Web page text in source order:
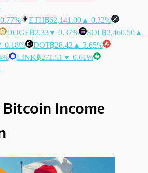
ETH฿62,141.00 ▲ 0.32%
DOGE฿2.33▼ 0.37% SOL฿2,460.50 ▲
0.18% DOT฿28.42 ▲ 3.65%
LINK฿271.51 ▼ 0.61%
Bitcoin Income